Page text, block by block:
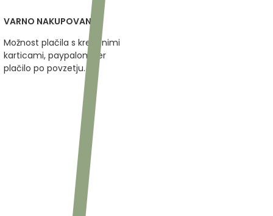
VARNO NAKUPOVANJE
Možnost plačila s kreditnimi
karticami, paypalom ter
plačilo po povzetju.